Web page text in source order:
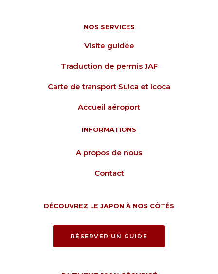
NOS SERVICES
Visite guidée
Traduction de permis JAF
Carte de transport Suica et Icoca
Accueil aéroport
INFORMATIONS
A propos de nous
Contact
DÉCOUVREZ LE JAPON À NOS CÔTÉS
RÉSERVER UN GUIDE